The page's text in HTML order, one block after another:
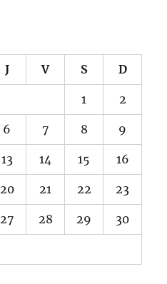
J V S D
1 2
6 7 8 9
13 14 15 16
20 21 22 23
27 28 29 30